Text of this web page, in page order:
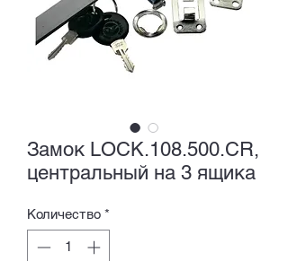
Замок LOCK.108.500.CR,
центральный на 3 ящика
Количество *